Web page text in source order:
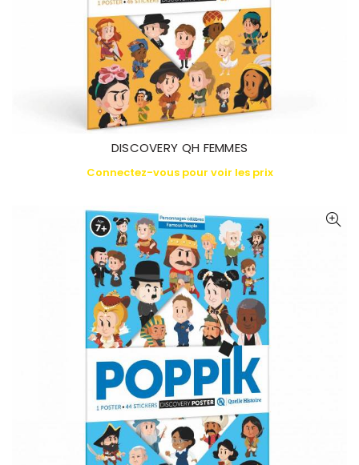
DISCOVERY QH FEMMES
Connectez-vous pour voir les prix